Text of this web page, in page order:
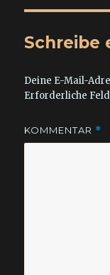
Schreibe
Deine E-Mail-
Erforderliche
KOMMENTAR *